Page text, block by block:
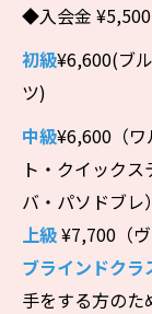
◆入会金
初級¥6,600(ブ
ツ)
中級¥6,600（ワ
ト・クイック
バ・パソドブレ）
上級¥7,700（
ブラインドクラ
手をする方のた